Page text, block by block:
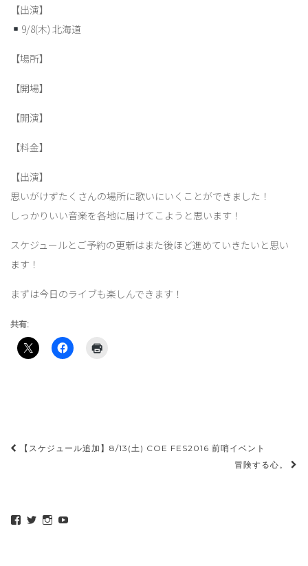
【出演】
9/8(木) 北海道
【場所】
【開場】
【開演】
【料金】
【出演】
思いがけずたくさんの場所に歌いにいくことができました！
しっかりいい音楽を各地に届けてこようと思います！
スケジュールとご予約の更新はまた後ほど進めていきたいと思い
ます！
まずは今日のライブも楽しんできます！
共有:
投
ビ
ゲ
【スケジュール追加】8/13(土) COE FES2016 前哨イベント
冒険する心。
maeda_kazuaki@me.com
maedakazuaki
さ
maede_kazuaki